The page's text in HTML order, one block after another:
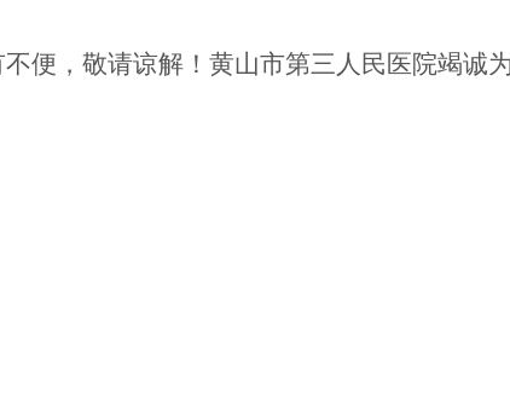
便，敬请谅解！黄山市第三人民医院竭诚